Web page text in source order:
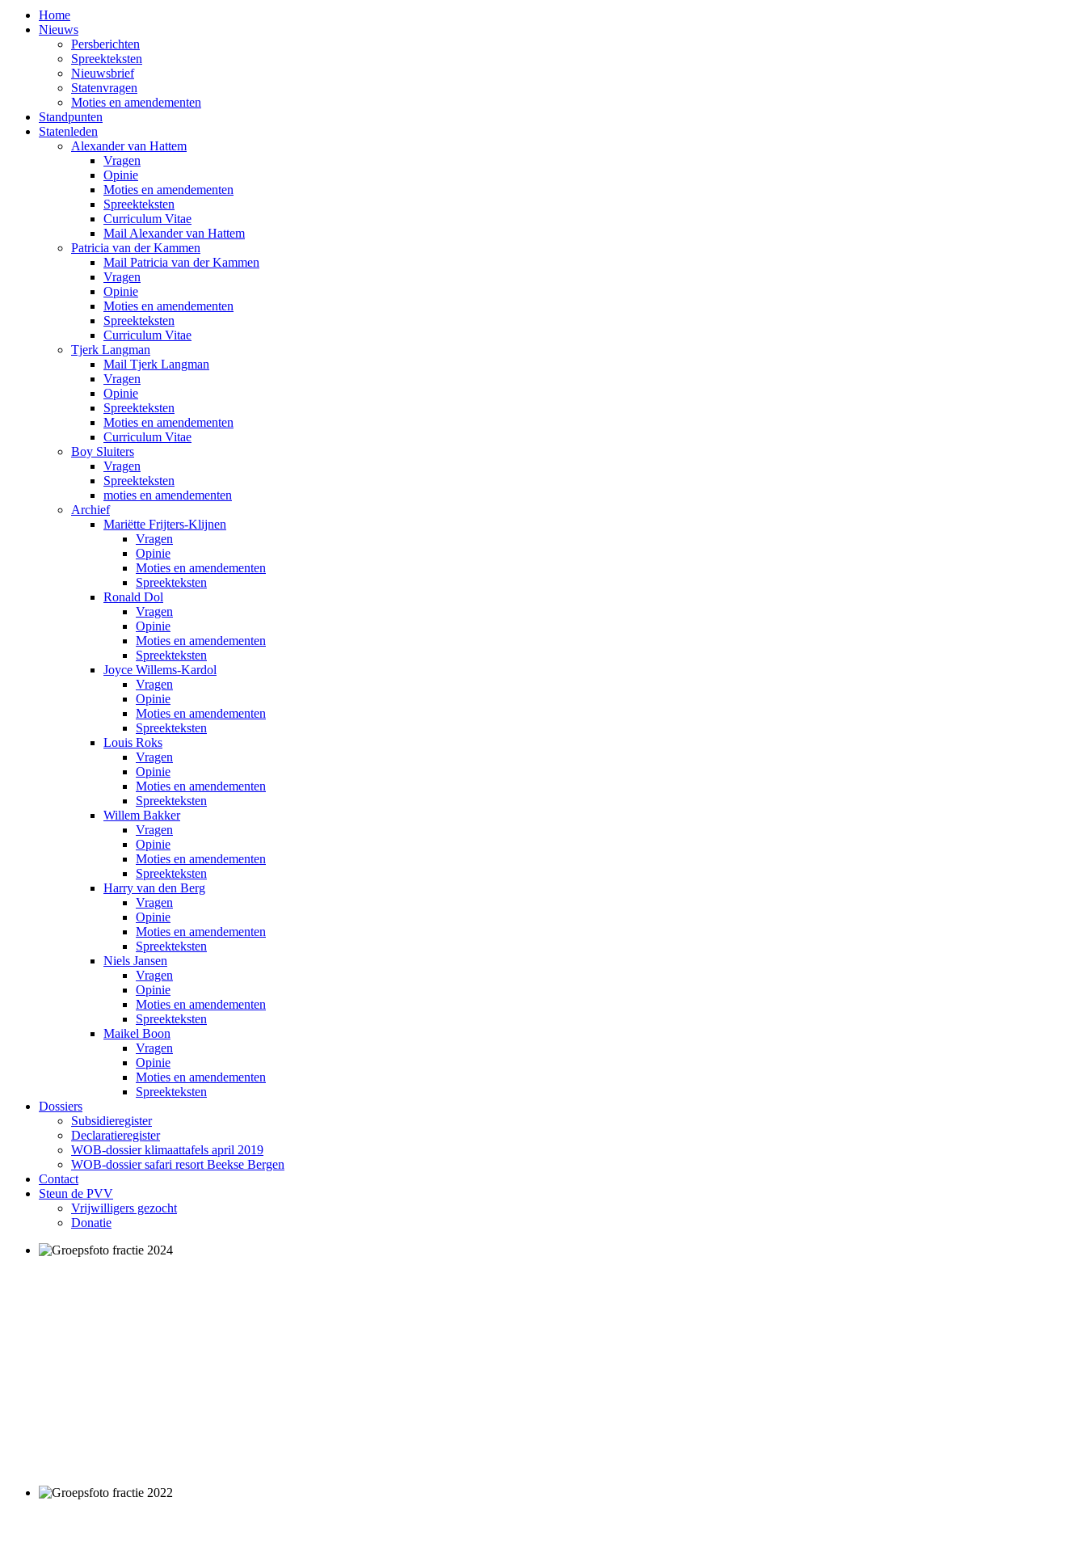
Home
Nieuws
Persberichten
Spreekteksten
Nieuwsbrief
Statenvragen
Moties en amendementen
Standpunten
Statenleden
Alexander van Hattem
Vragen
Opinie
Moties en amendementen
Spreekteksten
Curriculum Vitae
Mail Alexander van Hattem
Patricia van der Kammen
Mail Patricia van der Kammen
Vragen
Opinie
Moties en amendementen
Spreekteksten
Curriculum Vitae
Tjerk Langman
Mail Tjerk Langman
Vragen
Opinie
Spreekteksten
Moties en amendementen
Curriculum Vitae
Boy Sluiters
Vragen
Spreekteksten
moties en amendementen
Archief
Mariëtte Frijters-Klijnen
Vragen
Opinie
Moties en amendementen
Spreekteksten
Ronald Dol
Vragen
Opinie
Moties en amendementen
Spreekteksten
Joyce Willems-Kardol
Vragen
Opinie
Moties en amendementen
Spreekteksten
Louis Roks
Vragen
Opinie
Moties en amendementen
Spreekteksten
Willem Bakker
Vragen
Opinie
Moties en amendementen
Spreekteksten
Harry van den Berg
Vragen
Opinie
Moties en amendementen
Spreekteksten
Niels Jansen
Vragen
Opinie
Moties en amendementen
Spreekteksten
Maikel Boon
Vragen
Opinie
Moties en amendementen
Spreekteksten
Dossiers
Subsidieregister
Declaratieregister
WOB-dossier klimaattafels april 2019
WOB-dossier safari resort Beekse Bergen
Contact
Steun de PVV
Vrijwilligers gezocht
Donatie